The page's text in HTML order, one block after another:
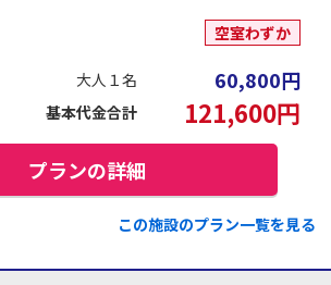
空室わずか
大人１名 60,800円
基本代金合計 121,600円
プランの詳細
この施設のプラン一覧を見る